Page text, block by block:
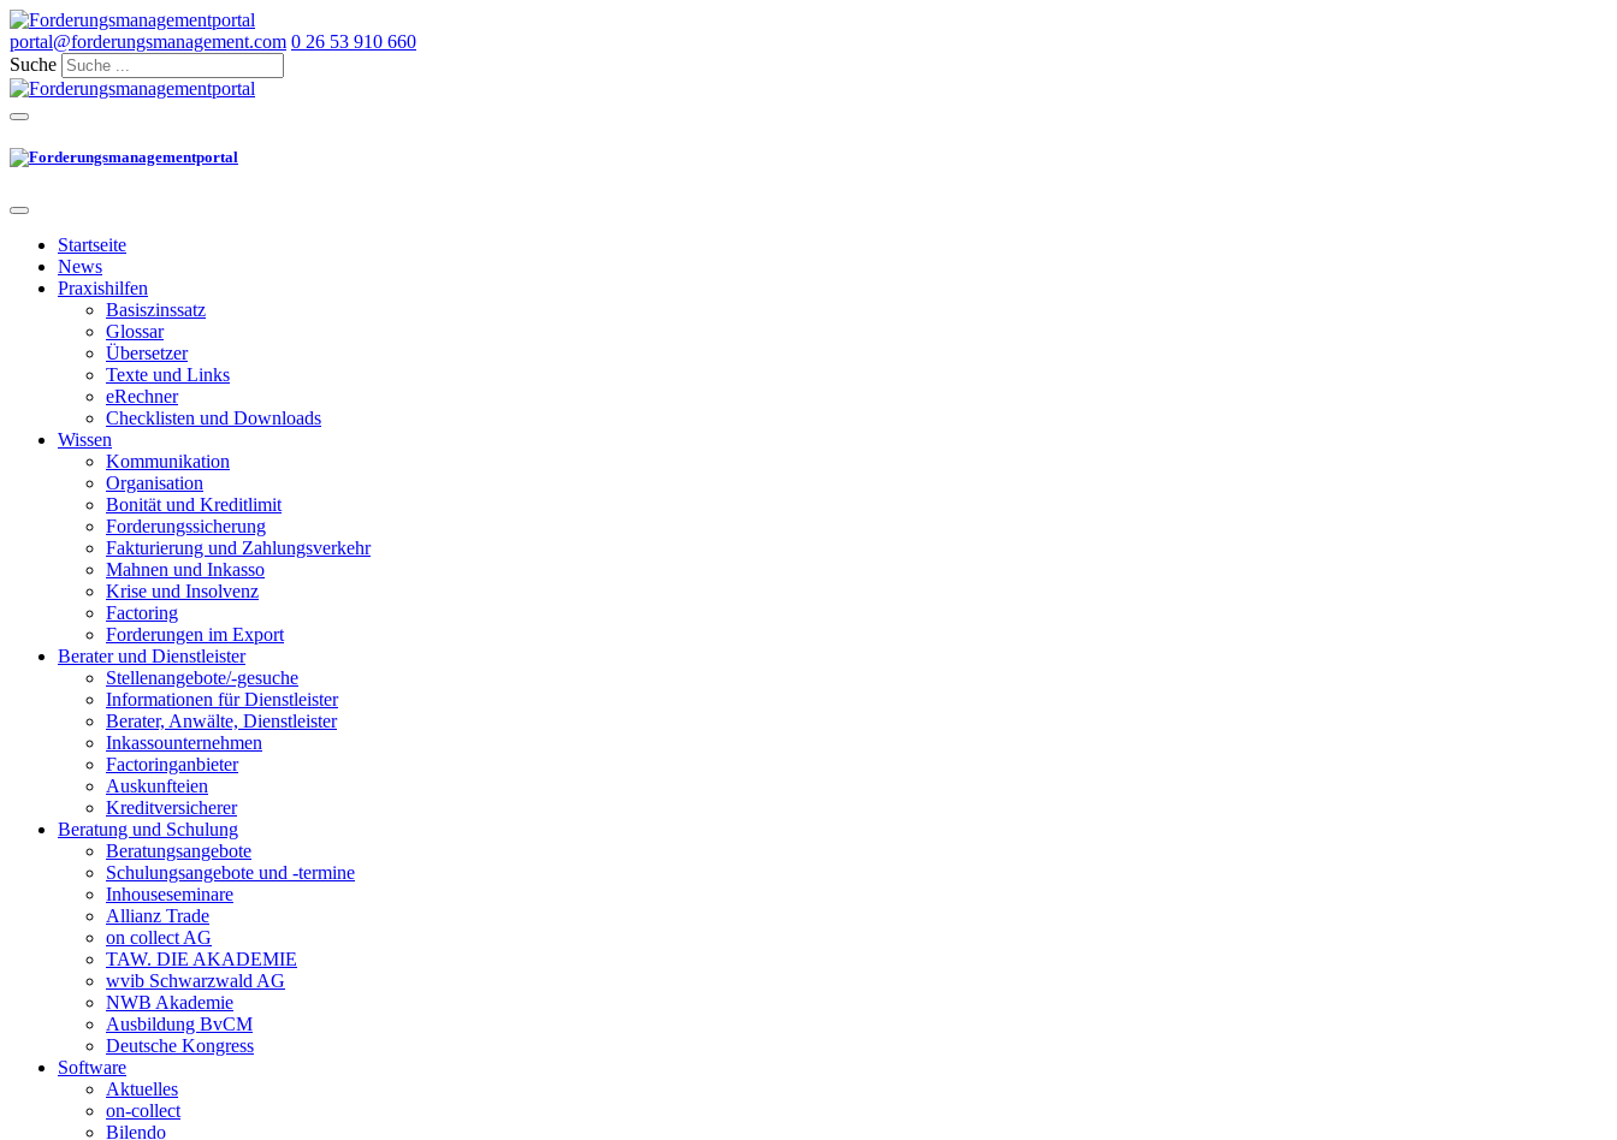
portal@forderungsmanagement.com 0 26 53 910 660
Suche
Startseite
News
Praxishilfen
Basiszinssatz
Glossar
Übersetzer
Texte und Links
eRechner
Checklisten und Downloads
Wissen
Kommunikation
Organisation
Bonität und Kreditlimit
Forderungssicherung
Fakturierung und Zahlungsverkehr
Mahnen und Inkasso
Krise und Insolvenz
Factoring
Forderungen im Export
Berater und Dienstleister
Stellenangebote/-gesuche
Informationen für Dienstleister
Berater, Anwälte, Dienstleister
Inkassounternehmen
Factoringanbieter
Auskunfteien
Kreditversicherer
Beratung und Schulung
Beratungsangebote
Schulungsangebote und -termine
Inhouseseminare
Allianz Trade
on collect AG
TAW. DIE AKADEMIE
wvib Schwarzwald AG
NWB Akademie
Ausbildung BvCM
Deutsche Kongress
Software
Aktuelles
on-collect
Bilendo